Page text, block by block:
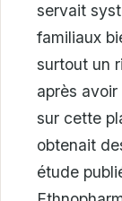
servait
familiaux
surtout un
après
sur cette
obtenait
étude